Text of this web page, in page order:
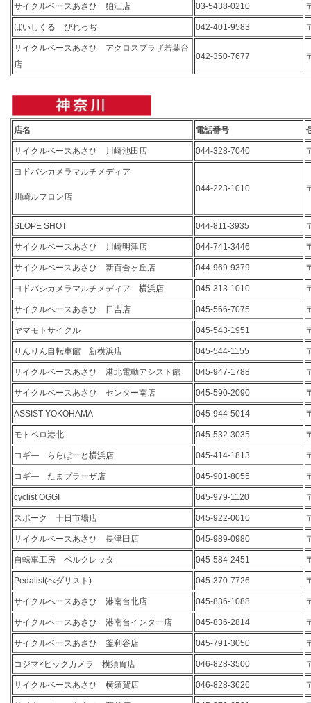
サイクルベースあさひ 狛江店 03-5438-0210
ばいしくる びれっぢ 042-401-9583
サイクルベースあさひ アクロスプラザ若葉台
店
042-350-7677
店名 電話番号
サイクルベースあさひ 川崎池田店 044-328-7040
ヨドバシカメラマルチメディア
川崎ルフロン店
044-223-1010
SLOPE SHOT 044-811-3935
サイクルベースあさひ 川崎明津店 044-741-3446
サイクルベースあさひ 新百合ヶ丘店 044-969-9379
ヨドバシカメラマルチメディア 横浜店 045-313-1010
サイクルベースあさひ 日吉店 045-566-7075
ヤマモトサイクル 045-543-1951
りんりん自転車館 新横浜店 045-544-1155
サイクルベースあさひ 港北電動アシスト館 045-947-1788
サイクルベースあさひ センター南店 045-590-2090
ASSIST YOKOHAMA 045-944-5014
モトベロ港北 045-532-3035
コギ― ららぽーと横浜店 045-414-1813
コギ― たまプラーザ店 045-901-8055
cyclist OGGI 045-979-1120
スポーク 十日市場店 045-922-0010
サイクルベースあさひ 長津田店 045-989-0980
自転車工房 ベルクレッタ 045-584-2451
Pedalist(ぺダリスト) 045-370-7726
サイクルベースあさひ 港南台北店 045-836-1088
サイクルベースあさひ 港南台インター店 045-836-2814
サイクルベースあさひ 釜利谷店 045-791-3050
コジマ×ビックカメラ 横須賀店 046-828-3500
サイクルベースあさひ 横須賀店 046-828-3626